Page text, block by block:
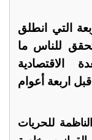
التي انطلق
للناس ما
الاقتصادية
اربعة أعوام
للحريات